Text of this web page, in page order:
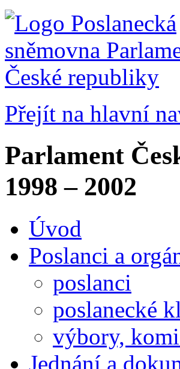
Přejít na hlavní
Parlament
1998 – 2002
Úvod
Poslanci a
poslanci
poslanecké
výbory,
Jednání a